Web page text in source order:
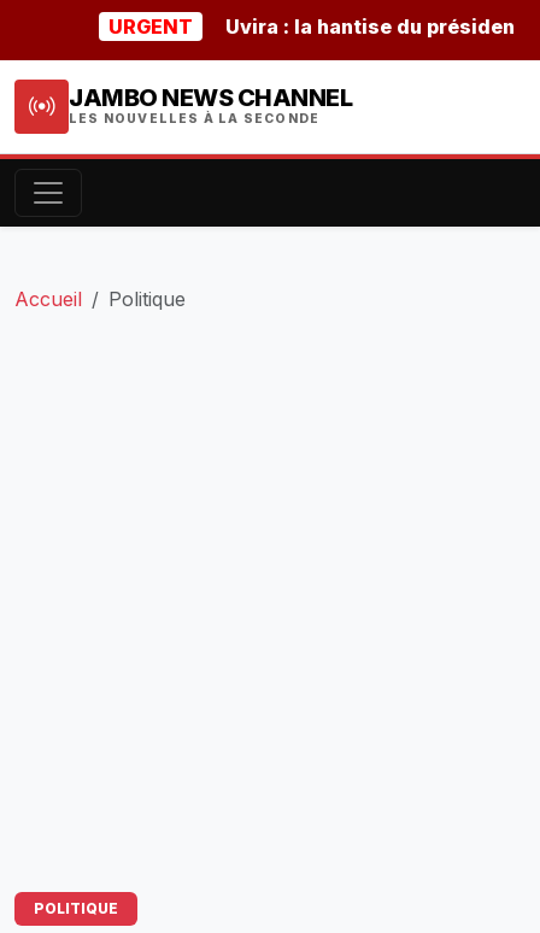
URGENT Uvira : la hantise du président
JAMBO NEWS CHANNEL
LES NOUVELLES À LA SECONDE
Accueil Politique
POLITIQUE